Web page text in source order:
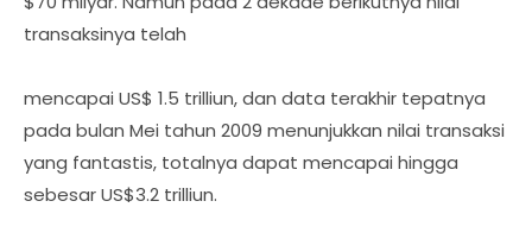
transaksinya telah
mencapai US$ 1.5 trilliun, dan data terakhir tepatnya
pada bulan Mei tahun 2009 menunjukkan nilai transaksi
yang fantastis, totalnya dapat mencapai hingga
sebesar US$3.2 trilliun.